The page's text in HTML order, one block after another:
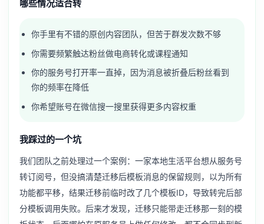
哪些情况适合转
你手里有不错的原创内容团队，但苦于群发次数不够
你需要频繁触达粉丝做电商转化或课程通知
你的服务号打开率一直掉，因为消息被折叠后粉丝看到
你的频率在降低
你希望账号在微信搜一搜里获得更多内容权重
我踩过的一个坑
我们团队之前处理过一个案例：一家本地生活平台想从服务号
转订阅号，但没搞清楚迁移后模板消息的保留规则，以为所有
功能都平移，结果迁移前临时改了几个模板ID，导致转完后部
分模板调用失败。后来才发现，迁移只能带走迁移那一刻的模